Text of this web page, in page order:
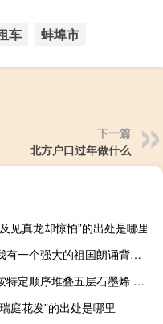
车 蚌埠市
下一篇
北方户口过年做什么
见真龙却惊怕”的出处是哪里
我有一个强大的祖国朗诵背景音乐伴奏（我有一个强大的祖国朗诵背景音乐）
按特定顺序堆叠五层石墨烯 铅笔芯巧变电子“黄金”
庭花发”的出处是哪里